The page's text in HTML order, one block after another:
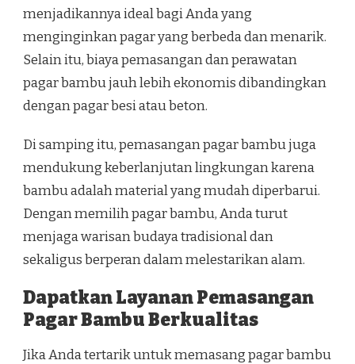
menjadikannya ideal bagi Anda yang
menginginkan pagar yang berbeda dan menarik.
Selain itu, biaya pemasangan dan perawatan
pagar bambu jauh lebih ekonomis dibandingkan
dengan pagar besi atau beton.
Di samping itu, pemasangan pagar bambu juga
mendukung keberlanjutan lingkungan karena
bambu adalah material yang mudah diperbarui.
Dengan memilih pagar bambu, Anda turut
menjaga warisan budaya tradisional dan
sekaligus berperan dalam melestarikan alam.
Dapatkan Layanan Pemasangan
Pagar Bambu Berkualitas
Jika Anda tertarik untuk memasang pagar bambu